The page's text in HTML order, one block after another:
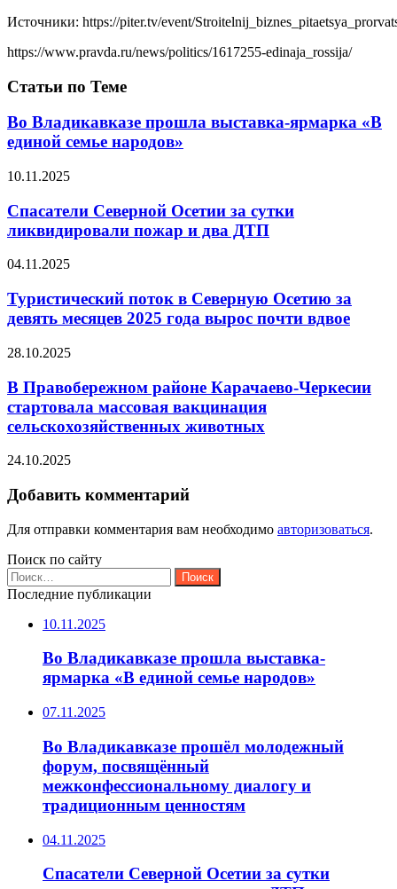
Источники: https://piter.tv/event/
https://www.pravda.ru/news/politics/1617255-edinaja_rossija/
Статьи по Теме
Во Владикавказе прошла выставка-ярмарка «В
единой семье народов»
10.11.2025
Спасатели Северной Осетии за сутки
ликвидировали пожар и два ДТП
04.11.2025
Туристический поток в Северную Осетию за
девять месяцев 2025 года вырос почти вдвое
28.10.2025
В Правобережном районе Карачаево-Черкесии
стартовала массовая вакцинация
сельскохозяйственных животных
24.10.2025
Добавить комментарий
Для отправки комментария вам необходимо авторизоваться.
Поиск по сайту
Найти:
Последние публикации
10.11.2025
Во Владикавказе прошла выставка-
ярмарка «В единой семье народов»
07.11.2025
Во Владикавказе прошёл молодежный
форум, посвящённый
межконфессиональному диалогу и
традиционным ценностям
04.11.2025
Спасатели Северной Осетии за сутки